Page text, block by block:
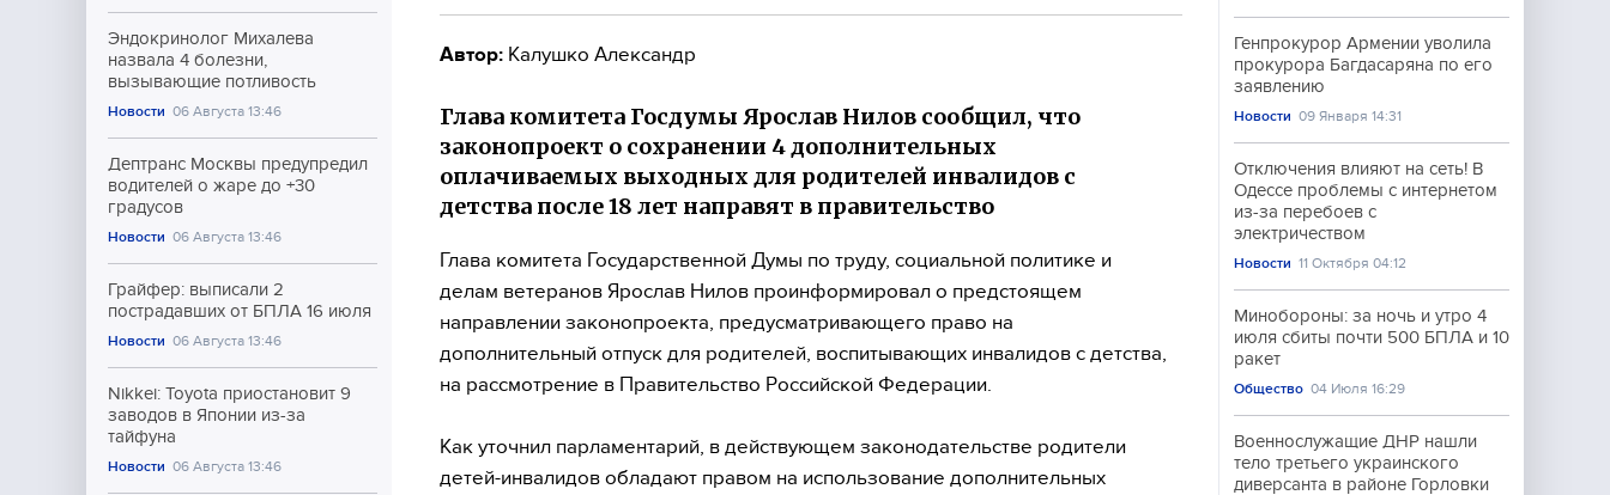
Эндокринолог Михалева
назвала 4 болезни,
вызывающие потливость
Новости 06 Августа 13:46
Дептранс Москвы предупредил
водителей о жаре до +30
градусов
Новости 06 Августа 13:46
Грайфер: выписали 2
пострадавших от БПЛА 16 июля
Новости 06 Августа 13:46
Nikkei: Toyota приостановит 9
заводов в Японии из-за
тайфуна
Новости 06 Августа 13:46
Автор: Калушко Александр
Глава комитета Госдумы Ярослав Нилов сообщил, что
законопроект о сохранении 4 дополнительных
оплачиваемых выходных для родителей инвалидов с
детства после 18 лет направят в правительство
Глава комитета Государственной Думы по труду, социальной политике и
делам ветеранов Ярослав Нилов проинформировал о предстоящем
направлении законопроекта, предусматривающего право на
дополнительный отпуск для родителей, воспитывающих инвалидов с детства,
на рассмотрение в Правительство Российской Федерации.
Как уточнил парламентарий, в действующем законодательстве родители
детей-инвалидов обладают правом на использование дополнительных
Генпрокурор Армении уволила
прокурора Багдасаряна по его
заявлению
Новости 09 Января 14:31
Отключения влияют на сеть! В
Одессе проблемы с интернетом
из-за перебоев с
электричеством
Новости 11 Октября 04:12
Минобороны: за ночь и утро 4
июля сбиты почти 500 БПЛА и 10
ракет
Общество 04 Июля 16:29
Военнослужащие ДНР нашли
тело третьего украинского
диверсанта в районе Горловки